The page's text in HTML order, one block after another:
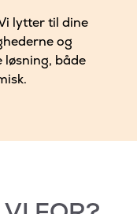
lytter til dine
og
løsning, både